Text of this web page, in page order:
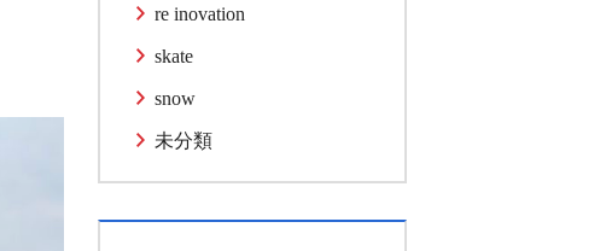
re inovation
skate
snow
未分類